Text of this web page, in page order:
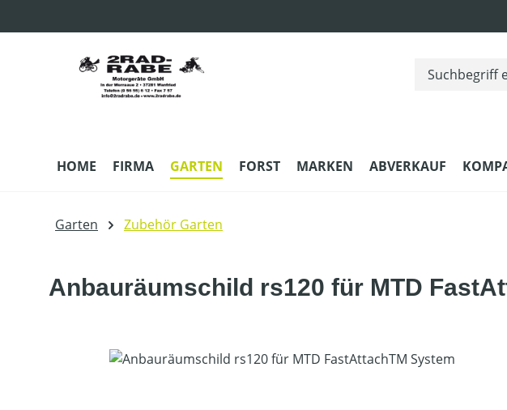
HOME FIRMA GARTEN FORST MARKEN ABVERKAUF
Garten Zubehör Garten
Anbauräumschild rs120 für MTD
Bildergalerie überspringen